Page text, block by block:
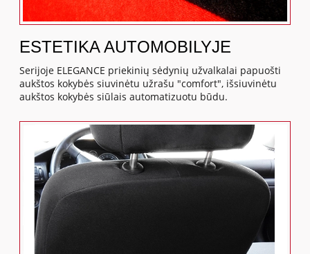
ESTETIKA AUTOMOBILYJE
Serijoje ELEGANCE priekinių sėdynių užvalkalai papuošti
aukštos kokybės siuvinėtu užrašu "comfort", išsiuvinėtu
aukštos kokybės siūlais automatizuotu būdu.